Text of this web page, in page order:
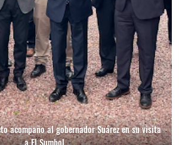
acompaño al gobernador Suárez en su visita